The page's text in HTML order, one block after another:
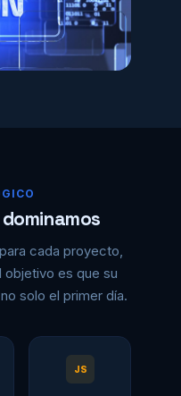
cada proyecto,
objetivo es que su
solo el primer día.
JS